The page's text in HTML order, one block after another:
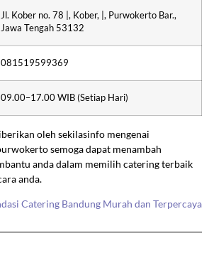
Jl. Kober no. 78 |, Kober, |, Purwokerto Bar.,
Jawa Tengah 53132
081519599369
09.00–17.00 WIB (Setiap Hari)
oleh sekilasinfo mengenai
semoga dapat menambah
anda dalam memilih catering terbaik
anda.
Catering Bandung Murah dan Terpercaya